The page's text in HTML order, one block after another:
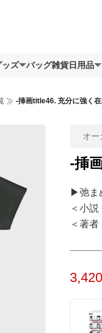
ッズ バッグ雑貨日用品
-挿画title46. 充分に強く
オー
-挿
▶︎弛ま
＜小
＜著
3,420